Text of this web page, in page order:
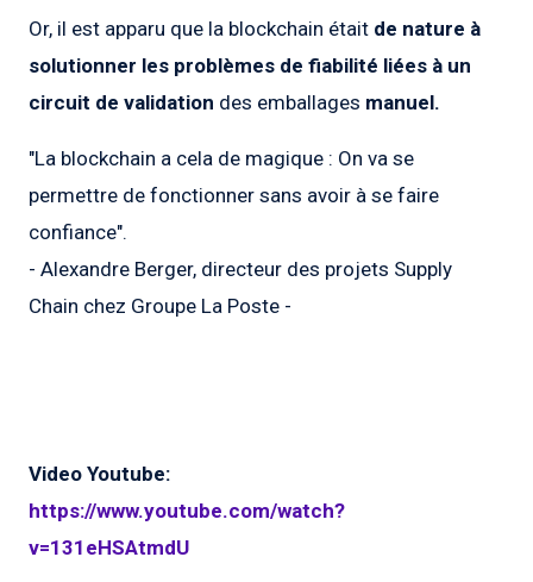
Or, il est apparu que la blockchain était de nature à
solutionner les problèmes de fiabilité liées à un
circuit de validation des emballages manuel.
"La blockchain a cela de magique : On va se
permettre de fonctionner sans avoir à se faire
confiance".
- Alexandre Berger, directeur des projets Supply
Chain chez Groupe La Poste -
Video Youtube:
https://www.youtube.com/watch?
v=131eHSAtmdU